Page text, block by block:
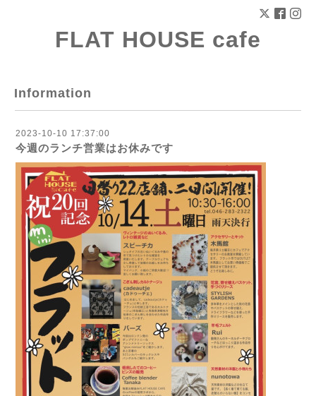
FLAT HOUSE cafe
Information
2023-10-10 17:37:00
今週のランチ営業はお休みです